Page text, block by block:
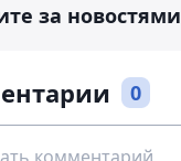
за
0